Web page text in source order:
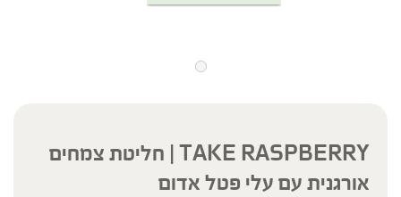
TAKE RASPBERRY | חליטת צמחים
אורגנית עם עלי פטל אדום